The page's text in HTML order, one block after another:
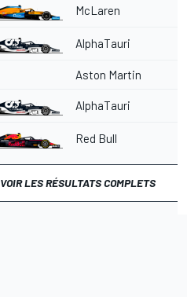
McLaren
AlphaTauri
Aston Martin
AlphaTauri
Red Bull
VOIR LES RÉSULTATS COMPLETS